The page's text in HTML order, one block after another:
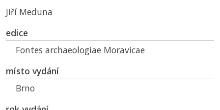
Jiří Meduna
edice
Fontes archaeologiae Moravicae
místo vydání
Brno